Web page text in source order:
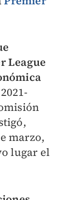
League
marzo,
lugar el